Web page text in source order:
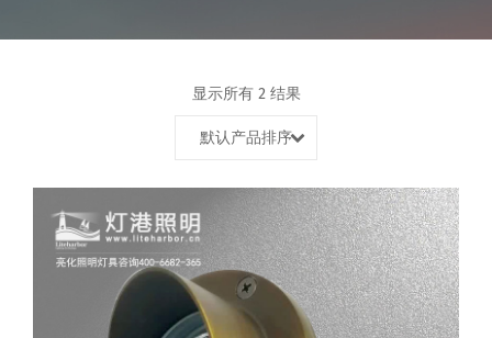
显示所有 2 结果
默认产品排序